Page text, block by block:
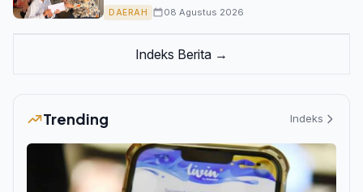
DAERAH 08 Agustus 2026
Indeks Berita →
Trending Indeks